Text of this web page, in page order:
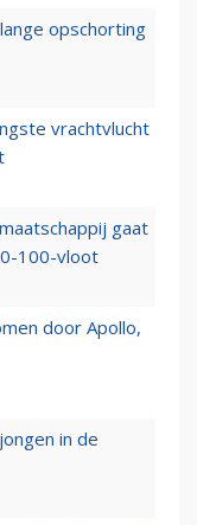
opschorting
vrachtvlucht
gaat
100-vloot
door Apollo,
in de